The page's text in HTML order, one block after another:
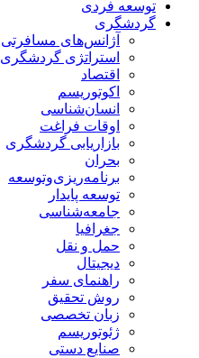
توسعه فردی
گردشگری
آژانس‌های مسافرتی
استراتژی گردشگری
اقتصاد
اکوتوریسم
انسان‌شناسی
اوقات فراغت
بازاریابی گردشگری
بحران
برنامه‌ریزی‌وتوسعه
توسعه پایدار
جامعه‌شناسی
جغرافیا
حمل و نقل
دیجیتال
راهنمای سفر
روش تحقیق
زبان تخصصی
ژئوتوریسم
صنایع دستی